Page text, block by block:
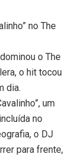
no The
o The
o hit tocou
dia.
um
no
o DJ
para frente,